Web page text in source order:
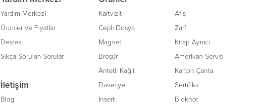
Yardım Merkezi
Ürünler ve Fiyatlar
Destek
Sıkça Sorulan Sorular
İletişim
Blog
Kartvizit
Cepli Dosya
Magnet
Broşür
Antetli Kağıt
Davetiye
Insert
Afiş
Zarf
Kitap Ayracı
Amerikan Servis
Karton Çanta
Sertifika
Bloknot